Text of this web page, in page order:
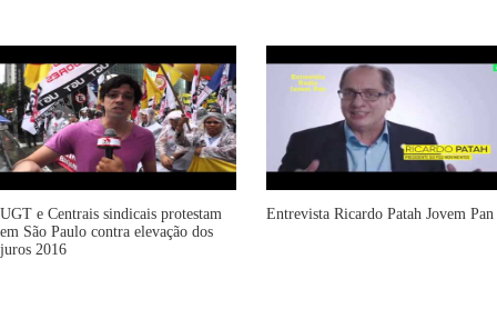
UGT e Centrais sindicais protestam
em São Paulo contra elevação dos
juros 2016
Entrevista Ricardo Patah Jovem Pan